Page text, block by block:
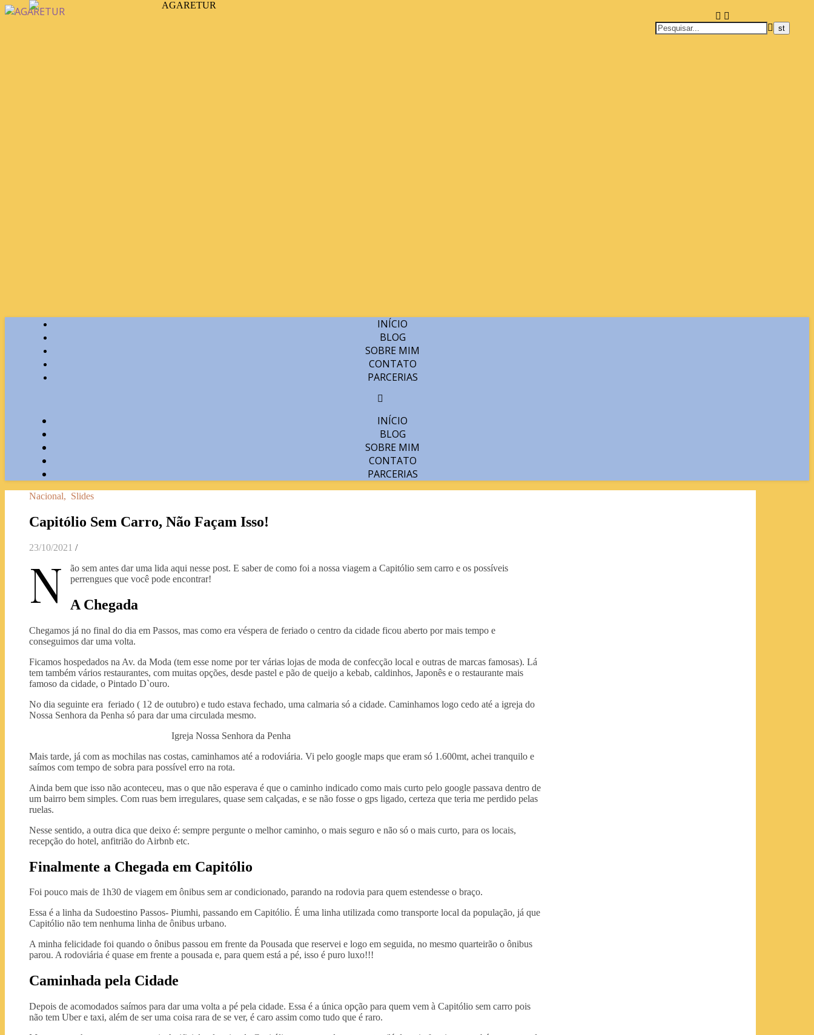
INÍCIO
BLOG
SOBRE MIM
CONTATO
PARCERIAS
INÍCIO
BLOG
SOBRE MIM
CONTATO
PARCERIAS
Nacional, Slides
Capitólio Sem Carro, Não Façam Isso!
23/10/2021 /
N
ão sem antes dar uma lida aqui nesse post. E saber de como foi a nossa viagem a Capitólio sem carro e os possíveis
perrengues que você pode encontrar!
A Chegada
Chegamos já no final do dia em Passos, mas como era véspera de feriado o centro da cidade ficou aberto por mais tempo e
conseguimos dar uma volta.
Ficamos hospedados na Av. da Moda (tem esse nome por ter várias lojas de moda de confecção local e outras de marcas famosas). Lá
tem também vários restaurantes, com muitas opções, desde pastel e pão de queijo a kebab, caldinhos, Japonês e o restaurante mais
famoso da cidade, o Pintado D`ouro.
No dia seguinte era feriado ( 12 de outubro) e tudo estava fechado, uma calmaria só a cidade. Caminhamos logo cedo até a igreja do
Nossa Senhora da Penha só para dar uma circulada mesmo.
Igreja Nossa Senhora da Penha
Mais tarde, já com as mochilas nas costas, caminhamos até a rodoviária. Vi pelo google maps que eram só 1.600mt, achei tranquilo e
saímos com tempo de sobra para possível erro na rota.
Ainda bem que isso não aconteceu, mas o que não esperava é que o caminho indicado como mais curto pelo google passava dentro de
um bairro bem simples. Com ruas bem irregulares, quase sem calçadas, e se não fosse o gps ligado, certeza que teria me perdido pelas
ruelas.
Nesse sentido, a outra dica que deixo é: sempre pergunte o melhor caminho, o mais seguro e não só o mais curto, para os locais,
recepção do hotel, anfitrião do Airbnb etc.
Finalmente a Chegada em Capitólio
Foi pouco mais de 1h30 de viagem em ônibus sem ar condicionado, parando na rodovia para quem estendesse o braço.
Essa é a linha da Sudoestino Passos- Piumhi, passando em Capitólio. É uma linha utilizada como transporte local da população, já que
Capitólio não tem nenhuma linha de ônibus urbano.
A minha felicidade foi quando o ônibus passou em frente da Pousada que reservei e logo em seguida, no mesmo quarteirão o ônibus
parou. A rodoviária é quase em frente a pousada e, para quem está a pé, isso é puro luxo!!!
Caminhada pela Cidade
Depois de acomodados saímos para dar uma volta a pé pela cidade. Essa é a única opção para quem vem à Capitólio sem carro pois
não tem Uber e taxi, além de ser uma coisa rara de se ver, é caro assim como tudo que é raro.